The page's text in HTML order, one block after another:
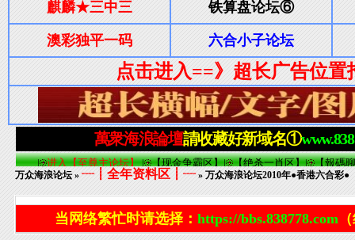
万众海浪论坛 »┈┋全年资料区┋┈» 万众海浪论坛2010年●香港六合彩●
当网络繁忙时请选择： https://bbs.838778.com